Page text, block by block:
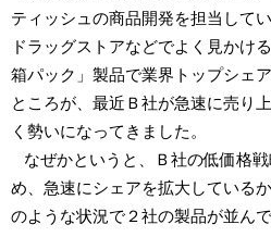
ティッシュの商品開発を担当して
ドラッグストアなどでよく見かけ
箱パック」製品で業界トップシェ
ところが、最近Ｂ社が急速に売り
く勢いになってきました。
なぜかというと、Ｂ社の低価格
め、急速にシェアを拡大している
のような状況で２社の製品が並んで